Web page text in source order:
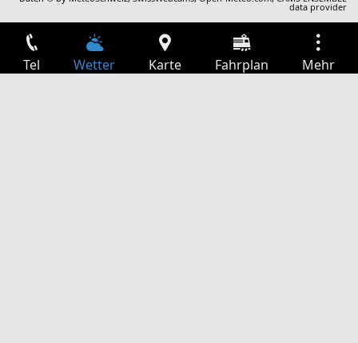
data provider
Tel Wetter Karte Fahrplan Mehr